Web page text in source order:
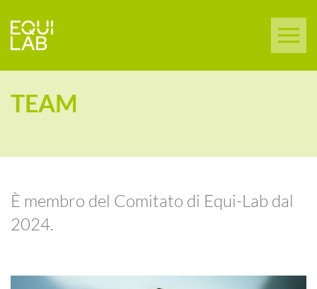
TEAM
È membro del Comitato di Equi-Lab dal
2024.